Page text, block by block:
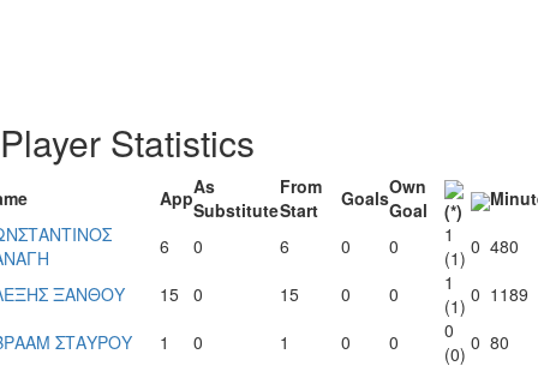
Player Statistics
AppAs
Substitute
From
Start
GoalsOwn
Goal
(*)
6 0 6 0 0
1
(1) 0 480
ΞΑΝΘΟΥ
15 0 15 0 0
1
(1) 0 1189
ΣΤΑΥΡΟΥ
1 0 1 0 0
0
(0) 0 80